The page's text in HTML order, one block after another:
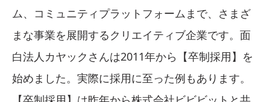
ム、コミュニティプラットフォームまで、さまざ
まな事業を展開するクリエイティブ企業です。面
白法人カヤックさんは2011年から【卒制採用】を
始めました。実際に採用に至った例もあります。